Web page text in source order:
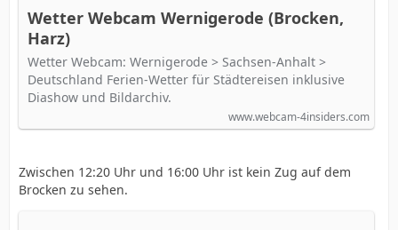
Wetter Webcam Wernigerode (Brocken,
Harz)
Wetter Webcam: Wernigerode > Sachsen-Anhalt >
Deutschland Ferien-Wetter für Städtereisen inklusive
Diashow und Bildarchiv.
www.webcam-4insiders.com
Zwischen 12:20 Uhr und 16:00 Uhr ist kein Zug auf dem
Brocken zu sehen.